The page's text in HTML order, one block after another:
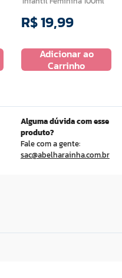
R$19,99
Adicionar ao
Carrinho
Alguma dúvida com esse
produto?
Fale com a gente:
sac@abelharainha.com.br